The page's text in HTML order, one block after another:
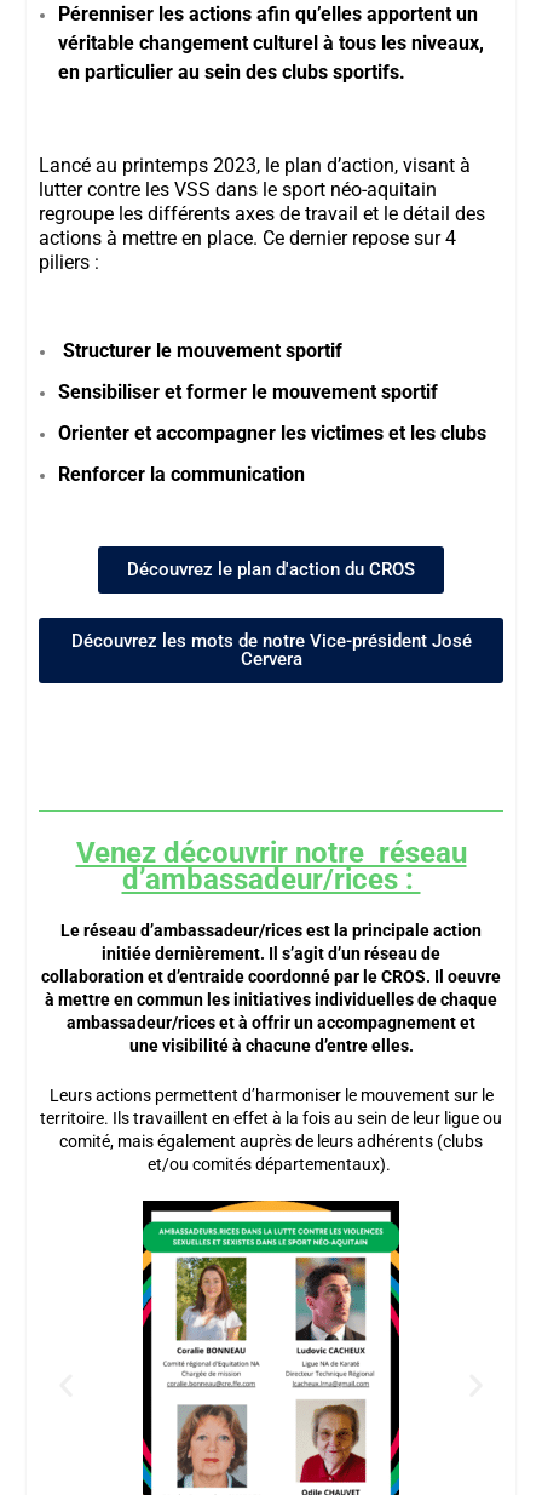
Pérenniser les actions afin qu’elles apportent un
véritablechangement culturel à tous les niveaux,
en particulier au sein des clubs sportifs.
Lancé au printemps 2023, le plan d’action, visant à
lutter contre les VSS dans le sport néo-aquitain
regroupe les différents axes de travail et le détail des
actions à mettre en place. Ce dernier repose sur 4
piliers :
Structurer le mouvement sportif
Sensibiliser et former le mouvement sportif
Orienter et accompagner les victimes et les clubs
Renforcer la communication
Découvrez le plan d'action du CROS
Découvrez les mots de notre Vice-président José
Cervera
Venez découvrir notre réseau
d’ambassadeur/rices :
Le réseau d’ambassadeur/rices est la principale action
initiée dernièrement. Il s’agit d’un réseau de
collaborationetd’entraidecoordonné par le CROS. Il oeuvre
à mettre en commun les initiatives individuellesde chaque
ambassadeur/rices et à offrir un accompagnementet
unevisibilitéà chacune d’entre elles.
Leurs actions permettent d’harmoniser le mouvement sur le
territoire. Ils travaillent en effet à la fois au sein de leur ligue ou
comité, mais également auprès de leurs adhérents (clubs
et/ou comités départementaux).